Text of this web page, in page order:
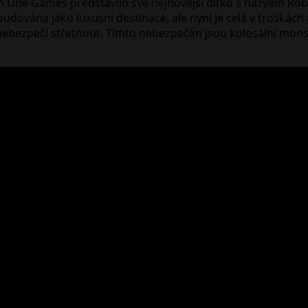
jako luxusní destinace, ale nyní je celá v
střetnout. Tímto nebezpečím jsou kolosální